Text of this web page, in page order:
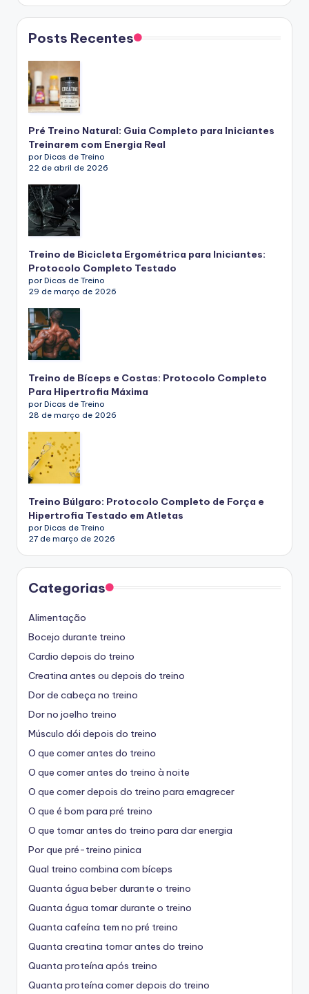
Posts Recentes
Pré Treino Natural: Guia Completo para Iniciantes
Treinarem com Energia Real
por Dicas de Treino
22 de abril de 2026
Treino de Bicicleta Ergométrica para Iniciantes:
Protocolo Completo Testado
por Dicas de Treino
29 de março de 2026
Treino de Bíceps e Costas: Protocolo Completo
Para Hipertrofia Máxima
por Dicas de Treino
28 de março de 2026
Treino Búlgaro: Protocolo Completo de Força e
Hipertrofia Testado em Atletas
por Dicas de Treino
27 de março de 2026
Categorias
Alimentação
Bocejo durante treino
Cardio depois do treino
Creatina antes ou depois do treino
Dor de cabeça no treino
Dor no joelho treino
Músculo dói depois do treino
O que comer antes do treino
O que comer antes do treino à noite
O que comer depois do treino para emagrecer
O que é bom para pré treino
O que tomar antes do treino para dar energia
Por que pré-treino pinica
Qual treino combina com bíceps
Quanta água beber durante o treino
Quanta água tomar durante o treino
Quanta cafeína tem no pré treino
Quanta creatina tomar antes do treino
Quanta proteína após treino
Quanta proteína comer depois do treino